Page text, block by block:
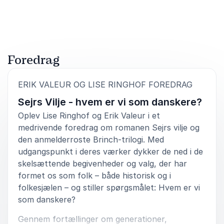
Foredrag
ERIK VALEUR OG LISE RINGHOF FOREDRAG
Sejrs Vilje - hvem er vi som danskere?
Oplev Lise Ringhof og Erik Valeur i et
medrivende foredrag om romanen Sejrs vilje og
den anmelderroste Brinch-trilogi. Med
udgangspunkt i deres værker dykker de ned i de
skelsættende begivenheder og valg, der har
formet os som folk – både historisk og i
folkesjælen – og stiller spørgsmålet: Hvem er vi
som danskere?
Gennem fortællinger om generationer,